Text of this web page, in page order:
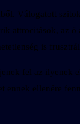
Válogatott
attrocitások, az
is
fel az
ellenére